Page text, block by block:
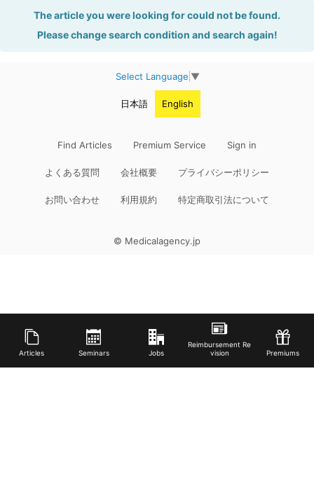
Articles Seminars Jobs
Reimbursement Re
vision
Premiums
The article you were looking for could not be found.
Please change search condition and search again!
Select Language ▼
日本語 English
Find Articles Premium Service Sign in
よくある質問 会社概要 プライバシーポリシー
お問い合わせ 利用規約 特定商取引法について
© Medicalagency.jp